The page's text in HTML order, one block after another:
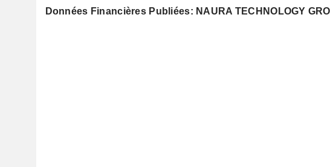
Données Financières Publiées: NAURA TECHNOLOGY